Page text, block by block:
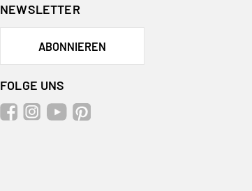
NEWSLETTER
ABONNIEREN
FOLGE UNS